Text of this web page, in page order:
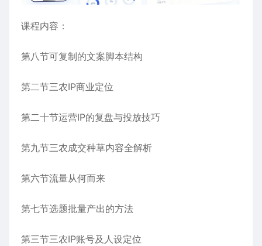
课程内容：
第八节可复制的文案脚本结构
第二节三农IP商业定位
第二十节运营IP的复盘与投放技巧
第九节三农成交种草内容全解析
第六节流量从何而来
第七节选题批量产出的方法
第三节三农IP账号及人设定位